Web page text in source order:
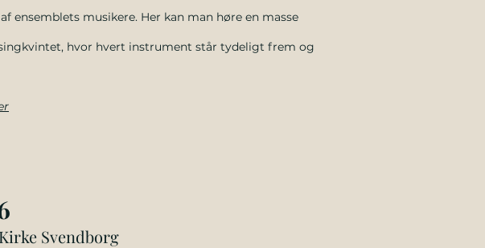
ensemblets musikere. Her kan man høre en masse
hvor hvert instrument står tydeligt frem og
Svendborg